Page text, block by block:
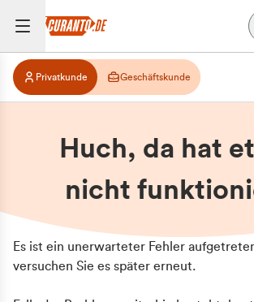
Privatkunde Geschäftskunde
Huch, da hat
nicht
Es ist ein unerwarteter Fehler
versuchen Sie es später erneut.